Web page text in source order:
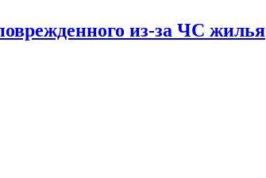
из-за ЧС жилья